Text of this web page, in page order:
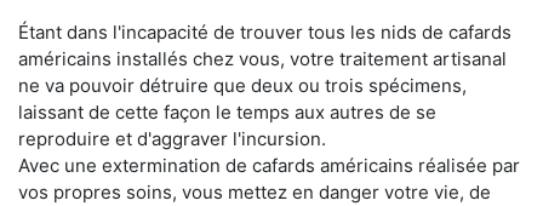
Étant dans l'incapacité de trouver tous les nids de cafards
américains installés chez vous, votre traitement artisanal
ne va pouvoir détruire que deux ou trois spécimens,
laissant de cette façon le temps aux autres de se
reproduire et d'aggraver l'incursion.
Avec une extermination de cafards américains réalisée par
vos propres soins, vous mettez en danger votre vie, de